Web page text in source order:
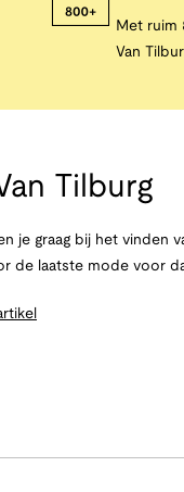
Met ruim
Van
Tilburg
je graag bij het vinden
de laatste mode voor